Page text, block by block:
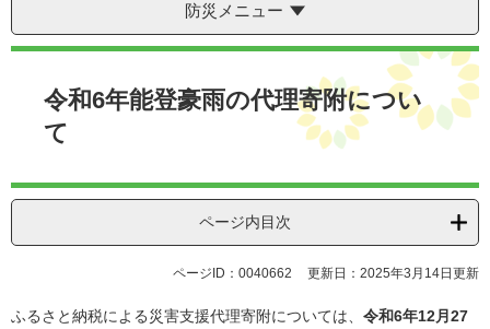
防災メニュー
本
令和6年能登豪雨の代理寄附につい
て
ページ内目次
ページID：0040662 更新日：2025年3月14日更新
ふるさと納税による災害支援代理寄附については、 令和6年12月27